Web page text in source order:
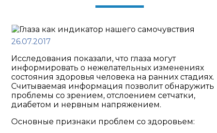
26.07.2017
Исследования показали, что глаза могут
информировать о нежелательных изменениях
состояния здоровья человека на ранних стадиях.
Считываемая информация позволит обнаружить
проблемы со зрением, отслоением сетчатки,
диабетом и нервным напряжением.
Основные признаки проблем со здоровьем: